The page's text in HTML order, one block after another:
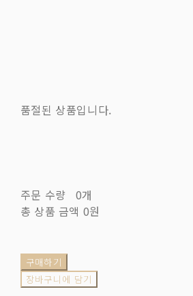
품절된 상품입니다.
주문 수량
0개
총 상품 금액 0원
구매하기
장바구니에 담기